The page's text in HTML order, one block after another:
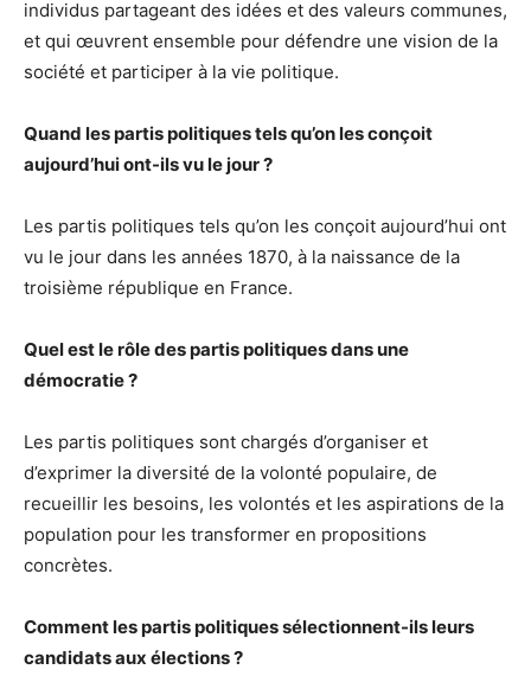
individus partageant des idées et des valeurs communes,
et qui œuvrent ensemble pour défendre une vision de la
société et participer à la vie politique.
Quand les partis politiques tels qu’on les conçoit
aujourd’hui ont-ils vu le jour ?
Les partis politiques tels qu’on les conçoit aujourd’hui ont
vu le jour dans les années 1870, à la naissance de la
troisième république en France.
Quel est le rôle des partis politiques dans une
démocratie ?
Les partis politiques sont chargés d’organiser et
d’exprimer la diversité de la volonté populaire, de
recueillir les besoins, les volontés et les aspirations de la
population pour les transformer en propositions
concrètes.
Comment les partis politiques sélectionnent-ils leurs
candidats aux élections ?